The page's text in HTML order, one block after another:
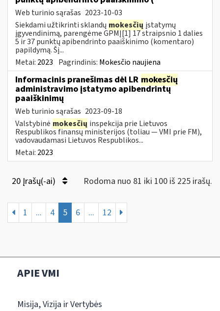
Web turinio sąrašas 2023-10-03
Siekdami užtikrinti sklandų mokesčių įstatymų
įgyvendinimą, parengėme GPMĮ[1] 17 straipsnio 1 dalies
5 ir 37 punktų apibendrinto paaiškinimo (komentaro)
papildymą. Šį...
Metai: 2023 Pagrindinis: Mokesčio naujiena
Informacinis pranešimas dėl LR mokesčių
administravimo įstatymo apibendrintų
paaiškinimų
Web turinio sąrašas 2023-09-18
Valstybinė mokesčių inspekcija prie Lietuvos
Respublikos finansų ministerijos (toliau — VMI prie FM),
vadovaudamasi Lietuvos Respublikos...
Metai: 2023
20 Įrašų(-ai) Rodoma nuo 81 iki 100 iš 225 irašų.
1 ... 4 5 6 ... 12
APIE VMI
Misija, Vizija ir Vertybės